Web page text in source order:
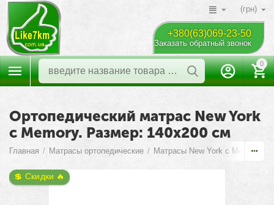
(грн)
+380(63)069-23-50
Заказать обратный звонок
0
Ортопедический матрас New York
c Memory. Размер: 140х200 см
Главная / Матрасы ортопедические / Матрасы New York c Memory
💲 Скидки 🔥